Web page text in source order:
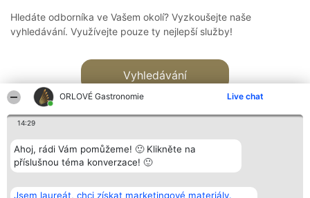
ORLOVÉ Gastronomie Live chat
14:29
Ahoj, rádi Vám pomůžeme! 🙂 Klikněte na
příslušnou téma konverzace! 🙂
Jsem laureát, chci získat marketingové materiály.
Hledáte odborníka ve Vašem okolí? Vyzkoušejte naše
vyhledávání. Využívejte pouze ty nejlepší služby!
Vyhledávání
Bright Side Solutions sp. z o.
Vítězové
Kontakt